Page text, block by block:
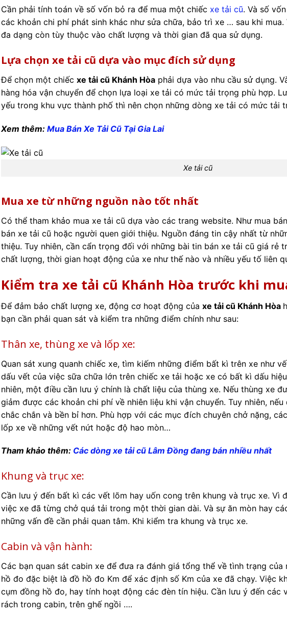
Cần phải tính toán về số vốn bỏ ra để mua một chiếc xe tải cũ. Và số
các khoản chi phí phát sinh khác như sửa chữa, bảo trì xe … sau khi
đa dạng còn tùy thuộc vào chất lượng và thời gian đã qua sử dụng.
Lựa chọn xe tải cũ dựa vào mục đích sử dụng
Để chọn một chiếc xe tải cũ Khánh Hòaphải dựa vào nhu cầu sử dụng.
hàng hóa vận chuyển để chọn lựa loại xe tải có mức tải trọng phù hợp.
yếu trong khu vực thành phố thì nên chọn những dòng xe tải có mức tải
Xem thêm: Mua Bán Xe Tải Cũ Tại Gia Lai
Xe tải cũ
Mua xe từ những nguồn nào tốt nhất
Có thể tham khảo mua xe tải cũ dựa vào các trang website. Như mua
bán xe tải cũ hoặc người quen giới thiệu. Nguồn đáng tin cậy nhất từ
thiệu. Tuy nhiên, cần cẩn trọng đối với những bài tin bán xe tải cũ giá rẻ
chất lượng, thời gian hoạt động của xe như thế nào và nhiều yếu tố liên
Kiểm tra xe tải cũ Khánh Hòa trước khi
Để đảm bảo chất lượng xe, động cơ hoạt động của xe tải cũ Khánh Hòa
bạn cần phải quan sát và kiểm tra những điểm chính như sau:
Thân xe, thùng xe và lốp xe:
Quan sát xung quanh chiếc xe, tìm kiếm những điểm bất kì trên xe như
dấu vết của việc sữa chữa lớn trên chiếc xe tải hoặc xe có bất kì dấu
nhiên, một điều cần lưu ý chính là chất liệu của thùng xe. Nếu thùng xe
giảm được các khoản chi phí về nhiên liệu khi vận chuyển. Tuy nhiên,
chắc chắn và bền bỉ hơn. Phù hợp với các mục đích chuyên chở nặng,
lốp xe về những vết nứt hoặc độ hao mòn…
Tham khảo thêm: Các dòng xe tải cũ Lâm Đồng đang bán nhiều nhất
Khung và trục xe:
Cần lưu ý đến bất kì các vết lõm hay uốn cong trên khung và trục xe. Vì
việc xe đã từng chở quá tải trong một thời gian dài. Và sự ăn mòn hay
những vấn đề cần phải quan tâm. Khi kiểm tra khung và trục xe.
Cabin và vận hành:
Các bạn quan sát cabin xe để đưa ra đánh giá tổng thể về tình trạng
hồ đo đặc biệt là đồ hồ đo Km để xác định số Km của xe đã chạy. Việc
cụm đồng hồ đo, hay tính hoạt động các đèn tín hiệu. Cần lưu ý đến các
rách trong cabin, trên ghế ngồi ….